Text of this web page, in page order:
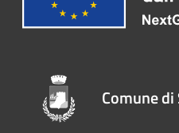
Comune di